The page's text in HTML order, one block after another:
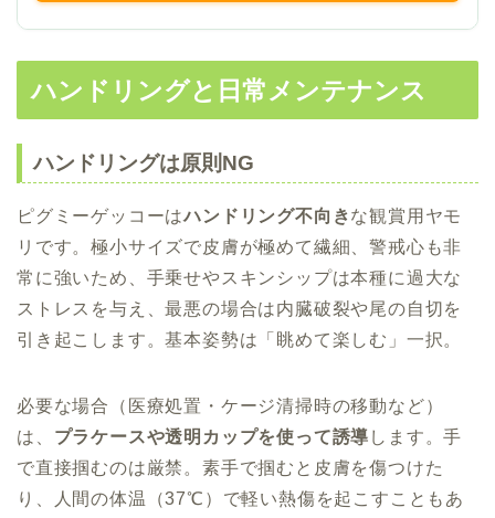
ハンドリングと日常メンテナンス
ハンドリングは原則NG
ピグミーゲッコーはハンドリング不向きな観賞用ヤモ
リです。極小サイズで皮膚が極めて繊細、警戒心も非
常に強いため、手乗せやスキンシップは本種に過大な
ストレスを与え、最悪の場合は内臓破裂や尾の自切を
引き起こします。基本姿勢は「眺めて楽しむ」一択。
必要な場合（医療処置・ケージ清掃時の移動など）
は、 プラケースや透明カップを使って誘導 します。手
で直接掴むのは厳禁。素手で掴むと皮膚を傷つけた
り、人間の体温（37℃）で軽い熱傷を起こすこともあ